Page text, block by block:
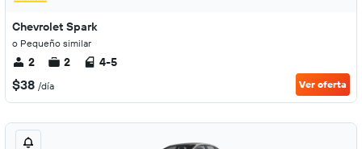
Chevrolet Spark
o Pequeño similar
2 2 4-5
$38 /día Ver oferta